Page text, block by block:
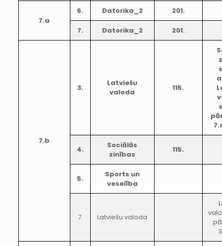
7.a
6. Datorika_2 201.
7. Datorika_2 201.
7.b
3.
Latviešu
valoda
115.
4.
Sociālās
zinības
115.
5.
Sports un
veselība
7. Latviešu valoda